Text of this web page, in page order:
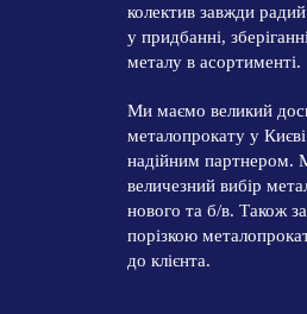
колектив завжди
у придбанні,
металу в асортименті.
Ми маємо великий
металопрокату у Києві
надійним партнером.
величезний вибір
нового та б/в. Також
порізкою
до клієнта.